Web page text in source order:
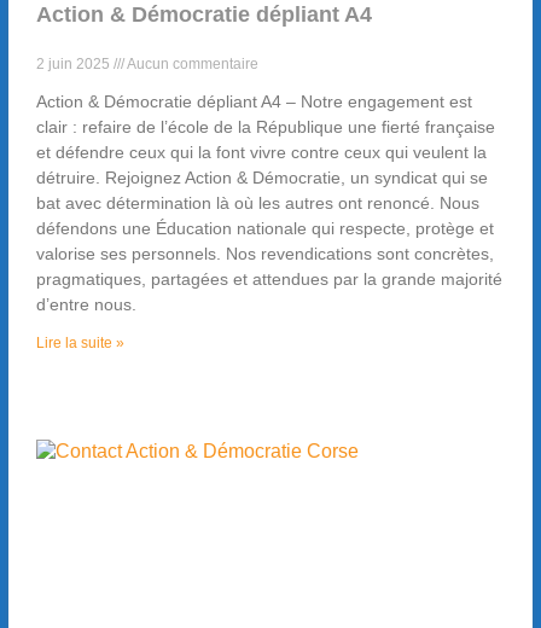
Action & Démocratie dépliant A4
2 juin 2025 Aucun commentaire
Action & Démocratie dépliant A4 – Notre engagement est
clair : refaire de l’école de la République une fierté française
et défendre ceux qui la font vivre contre ceux qui veulent la
détruire. Rejoignez Action & Démocratie, un syndicat qui se
bat avec détermination là où les autres ont renoncé. Nous
défendons une Éducation nationale qui respecte, protège et
valorise ses personnels. Nos revendications sont concrètes,
pragmatiques, partagées et attendues par la grande majorité
d’entre nous.
Lire la suite »